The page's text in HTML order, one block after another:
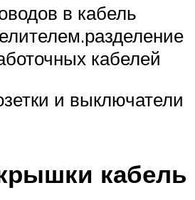
в кабель
кабелей
и выключатели
кабель